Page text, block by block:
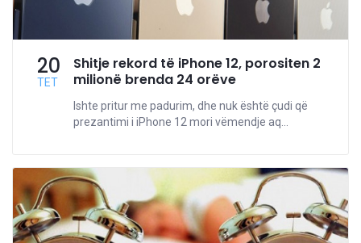
20
TET
Shitje rekord të iPhone 12, porositen 2
milionë brenda 24 orëve
Ishte pritur me padurim, dhe nuk është çudi që
prezantimi i iPhone 12 mori vëmendje aq...